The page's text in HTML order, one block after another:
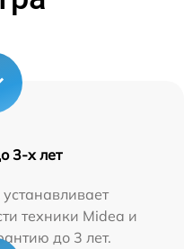
3-х лет
техники Midea и
до 3 лет.